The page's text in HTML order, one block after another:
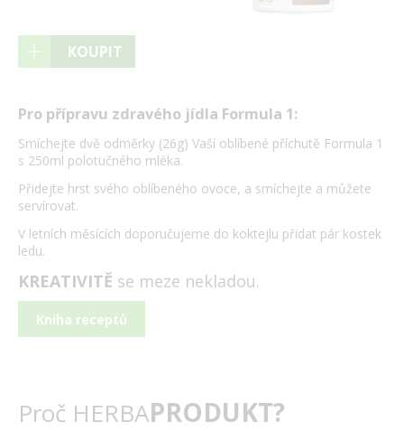
KOUPIT
Pro přípravu zdravého jídla Formula 1:
Smíchejte dvě odměrky (26g) Vaší oblíbené příchutě Formula 1
s 250ml polotučného mléka.
Přidejte hrst svého oblíbeného ovoce, a smíchejte a můžete
servírovat.
V letních měsících doporučujeme do koktejlu přidat pár kostek
ledu.
KREATIVITĚ se meze nekladou.
Kniha receptů
Proč HERBAPRODUKT?